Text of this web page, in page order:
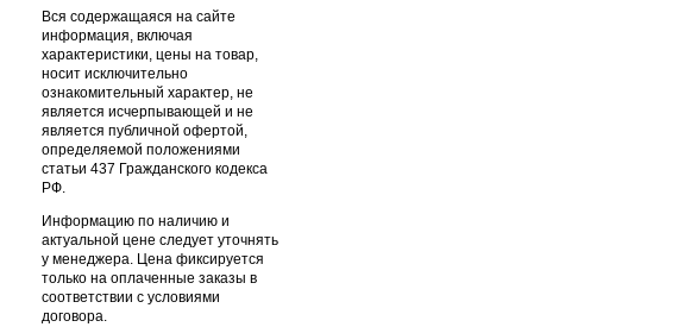
Вся содержащаяся на сайте
информация, включая
характеристики, цены на товар,
носит исключительно
ознакомительный характер, не
является исчерпывающей и не
является публичной офертой,
определяемой положениями
статьи 437 Гражданского кодекса
РФ.
Информацию по наличию и
актуальной цене следует уточнять
у менеджера. Цена фиксируется
только на оплаченные заказы в
соответствии с условиями
договора.